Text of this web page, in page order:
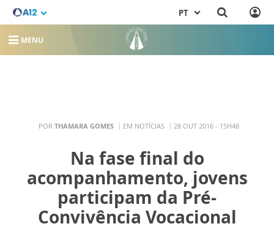
PT
MENU
POR THAMARA GOMES EM NOTÍCIAS 28 OUT 2016 - 15H48
Na fase final do
acompanhamento, jovens
participam da Pré-
Convivência Vocacional